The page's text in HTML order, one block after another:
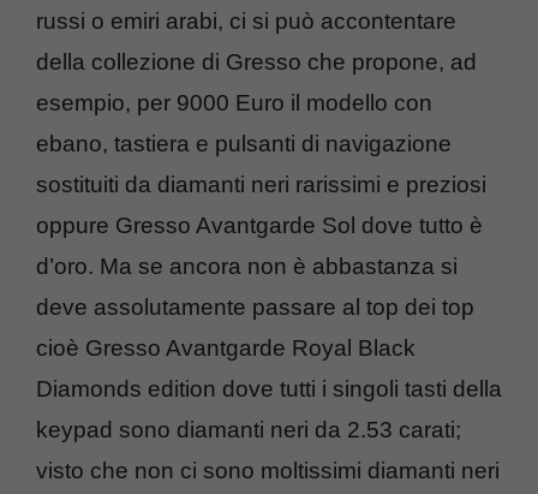
russi o emiri arabi, ci si può accontentare
della collezione di Gresso che propone, ad
esempio, per 9000 Euro il modello con
ebano, tastiera e pulsanti di navigazione
sostituiti da diamanti neri rarissimi e preziosi
oppure Gresso Avantgarde Sol dove tutto è
d’oro. Ma se ancora non è abbastanza si
deve assolutamente passare al top dei top
cioè Gresso Avantgarde Royal Black
Diamonds edition dove tutti i singoli tasti della
keypad sono diamanti neri da 2.53 carati;
visto che non ci sono moltissimi diamanti neri